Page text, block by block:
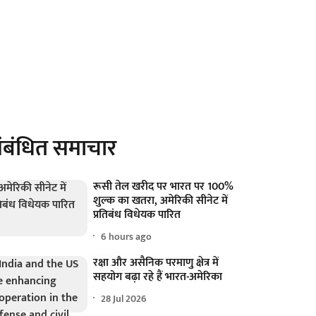
समाचार
रूसी तेल खरीद पर भारत पर 100%
शुल्क का खतरा, अमेरिकी सीनेट में
प्रतिबंध विधेयक पारित
6 hours ago
रक्षा और असैनिक परमाणु क्षेत्र में
सहयोग बढ़ा रहे हैं भारत-अमेरिका
28 Jul 2026